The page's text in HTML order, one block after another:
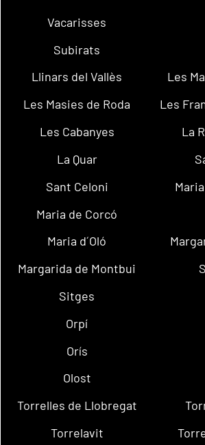
Vacarisses
Subirats
Llinars del Vallès
Les
Les Masies de Roda
Les
Les Cabanyes
La
La Quar
Sant Celoni
Maria de Corcó
Maria d´Oló
Margarida de Montbui
Sitges
Orpí
Orís
Olost
Torrelles de Llobregat
Torrelavit